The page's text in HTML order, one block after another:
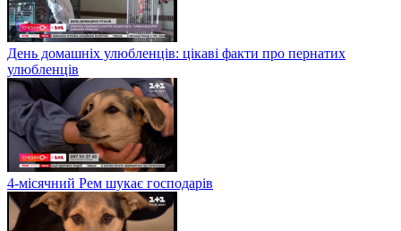
День домашніх улюбленців: цікаві факти про пернатих
улюбленців
4-місячний Рем шукає господарів